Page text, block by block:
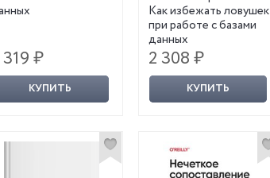
₽
КУПИТЬ
Как избежать ловушек
при работе с базами
данных
2 308 ₽
КУПИТЬ